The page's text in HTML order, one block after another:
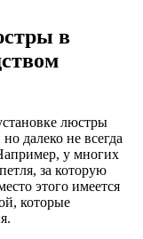
в
люстры
далеко не всегда
у многих
за которую
этого имеется
которые